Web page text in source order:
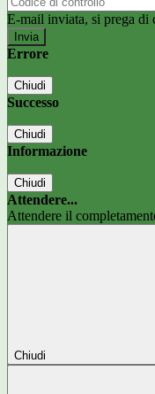
E-mail inviata, si prega di
Errore
Chiudi
Successo
Chiudi
Informazione
Chiudi
Attendere...
Attendere il
Chiudi